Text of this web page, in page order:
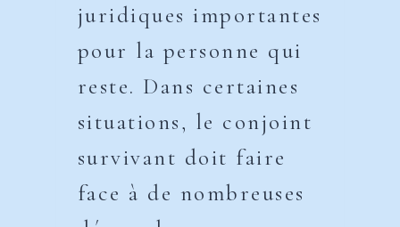
juridiques importantes
pour la personne qui
reste. Dans certaines
situations, le conjoint
survivant doit faire
face à de nombreuses